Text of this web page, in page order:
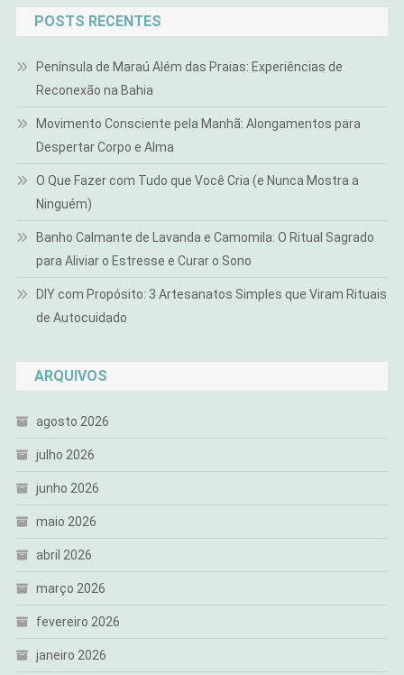
POSTS RECENTES
Península de Maraú Além das Praias: Experiências de
Reconexão na Bahia
Movimento Consciente pela Manhã: Alongamentos para
Despertar Corpo e Alma
O Que Fazer com Tudo que Você Cria (e Nunca Mostra a
Ninguém)
Banho Calmante de Lavanda e Camomila: O Ritual Sagrado
para Aliviar o Estresse e Curar o Sono
DIY com Propósito: 3 Artesanatos Simples que Viram Rituais
de Autocuidado
ARQUIVOS
agosto 2026
julho 2026
junho 2026
maio 2026
abril 2026
março 2026
fevereiro 2026
janeiro 2026